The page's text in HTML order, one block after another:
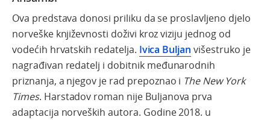
Ova predstava donosi priliku da se proslavljeno djelo
norveške književnosti doživi kroz viziju jednog od
vodećih hrvatskih redatelja. Ivica Buljan višestruko je
nagrađivan redatelj i dobitnik međunarodnih
priznanja, a njegov je rad prepoznao i The New York
Times. Harstadov roman nije Buljanova prva
adaptacija norveških autora. Godine 2018. u